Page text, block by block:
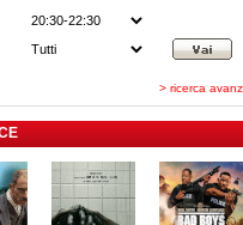
> ricerca